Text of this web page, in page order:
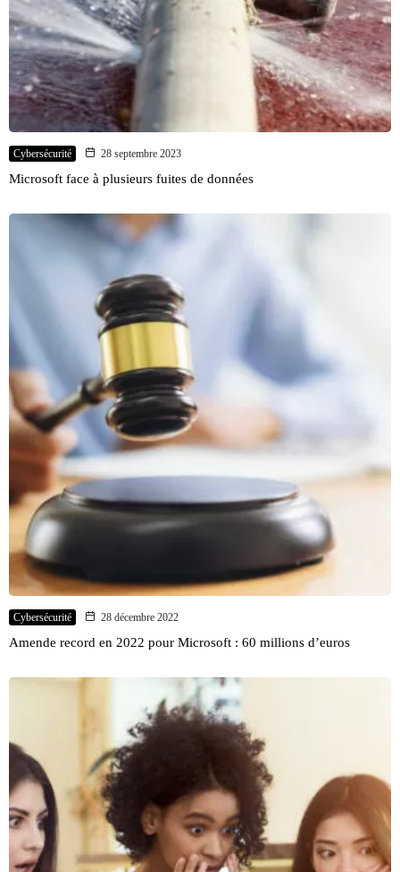
Cybersécurité 28 septembre 2023
Microsoft face à plusieurs fuites de données
Cybersécurité 28 décembre 2022
Amende record en 2022 pour Microsoft : 60 millions d’euros